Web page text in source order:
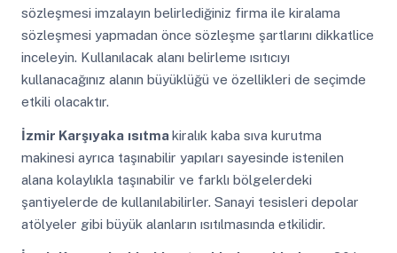
sözleşmesi imzalayın belirlediğiniz firma ile kiralama
sözleşmesi yapmadan önce sözleşme şartlarını dikkatlice
inceleyin. Kullanılacak alanı belirleme ısıtıcıyı
kullanacağınız alanın büyüklüğü ve özellikleri de seçimde
etkili olacaktır.
İzmir Karşıyaka ısıtmakiralık kaba sıva kurutma
makinesi ayrıca taşınabilir yapıları sayesinde istenilen
alana kolaylıkla taşınabilir ve farklı bölgelerdeki
şantiyelerde de kullanılabilirler. Sanayi tesisleri depolar
atölyeler gibi büyük alanların ısıtılmasında etkilidir.